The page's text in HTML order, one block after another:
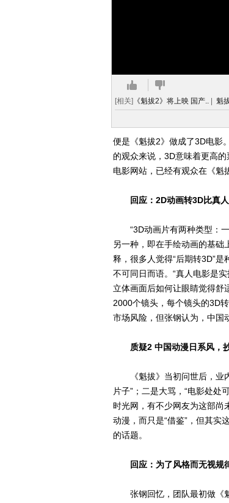
[相关] 《魁拔2》将上映 国产.. 魁
便是《魁拔2》做成了3D电影
的观众来说，3D意味着更高
电影网站，已经有观众在《魁
回应：2D动画转3D比真
“3D动画片有两种类型：一
另一种，即在手绘动画的基础
释，很多人觉得“后期转3D”
不可同日而语。“真人电影是
立体画面后如何让眼睛觉得舒
2000个镜头，每个镜头的3D
市场风险，但张钢认为，中国
质疑2 中国动漫日系风，
《魁拔》当初问世后，业内
片子”；二是大骂，“电影处处
时光网，有不少网友为这部尚
动漫，而只是“借鉴”，但其实
的话题。
回应：为了风格而无视规
张钢回忆，团队最初做《魁